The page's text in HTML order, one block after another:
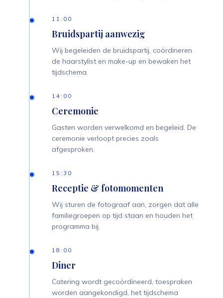
11:00
Bruidspartij aanwezig
Wij begeleiden de bruidspartij, coördineren
de haarstylist en make-up en bewaken het
tijdschema.
14:00
Ceremonie
Gasten worden verwelkomd en begeleid. De
ceremonie verloopt precies zoals
afgesproken.
15:30
Receptie & fotomomenten
Wij sturen de fotograaf aan, zorgen dat alle
familiegroepen op tijd staan en houden het
programma bij.
18:00
Diner
Catering wordt gecoördineerd, toespraken
worden aangekondigd, het tijdschema